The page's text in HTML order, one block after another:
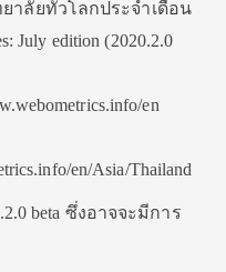
าลัยทั่วโลกประจำเดือน
July edition (2020.2.0
en
en/Asia/Thailand
beta ซึ่งอาจจะมีการ